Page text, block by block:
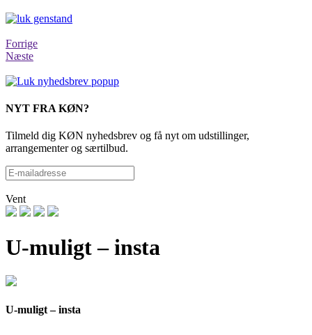
Forrige
Næste
NYT FRA KØN?
Tilmeld dig KØN nyhedsbrev og få nyt om udstillinger,
arrangementer og særtilbud.
Vent
U-muligt – insta
U-muligt – insta